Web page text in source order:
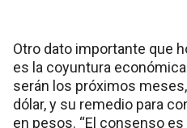
Otro dato importante que
es la coyuntura
serán los próximos
dólar, y su remedio para
en pesos. “El consenso